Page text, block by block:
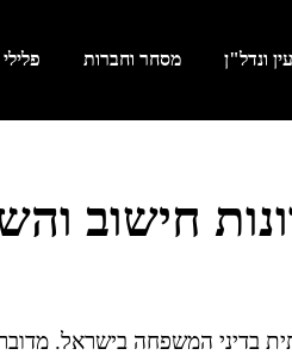
ונדל"ן מסחר וחברות
חישוב
בדיני המשפחה בישראל.